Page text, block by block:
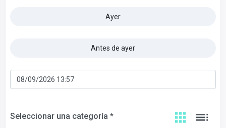
Ayer
Antes de ayer
Seleccionar una categoría *